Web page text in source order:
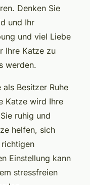
Denken Sie
und Ihr
und viel Liebe
Ihre Katze zu
werden.
Besitzer Ruhe
Katze wird Ihre
ruhig und
helfen, sich
Einstellung kann
stressfreien